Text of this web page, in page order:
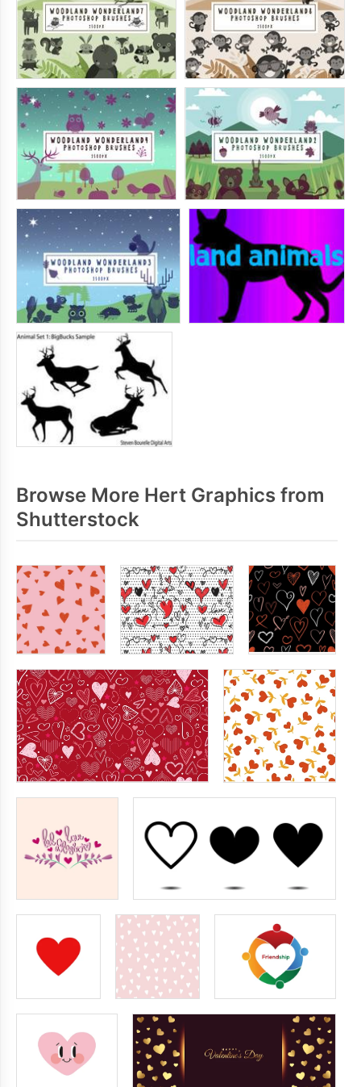
Browse More Hert Graphics from
Shutterstock